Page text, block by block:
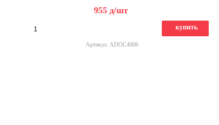
955 д/шт
купить
Артикул: ADOC4006